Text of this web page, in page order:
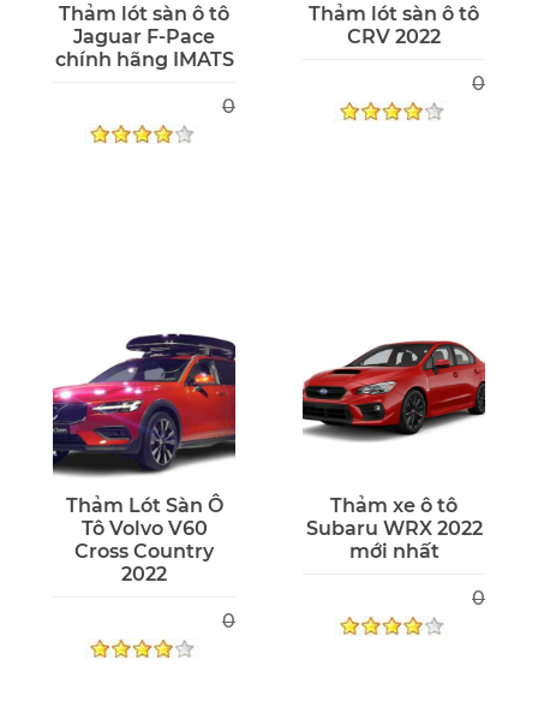
Thảm lót sàn ô tô
Jaguar F-Pace
chính hãng IMATS
0
Thảm lót sàn ô tô
CRV 2022
0
Thảm Lót Sàn Ô
Tô Volvo V60
Cross Country
2022
0
Thảm xe ô tô
Subaru WRX 2022
mới nhất
0